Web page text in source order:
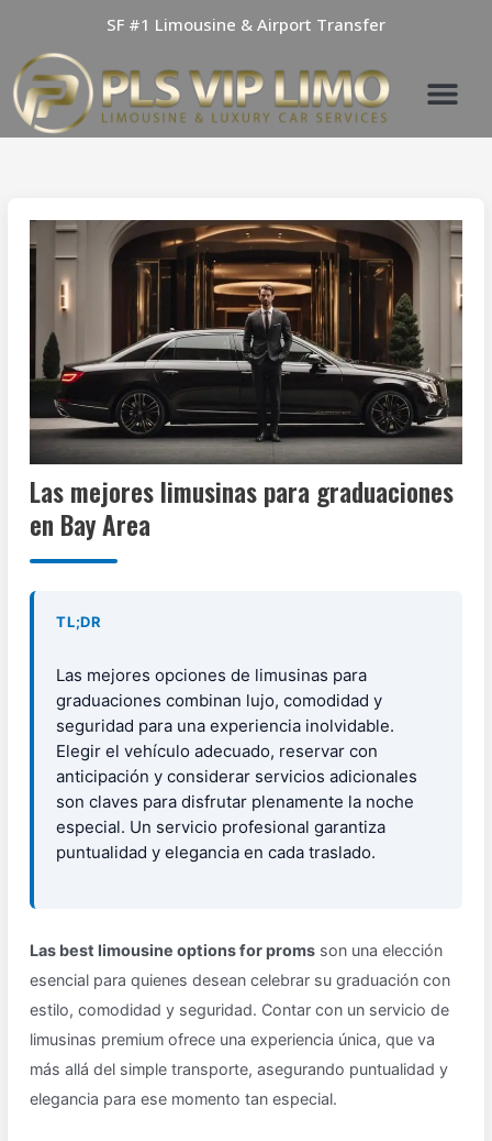
content
SF #1 Limousine & Airport Transfer
Las mejores limusinas para graduaciones
en Bay Area
TL;DR
Las mejores opciones de limusinas para
graduaciones combinan lujo, comodidad y
seguridad para una experiencia inolvidable.
Elegir el vehículo adecuado, reservar con
anticipación y considerar servicios adicionales
son claves para disfrutar plenamente la noche
especial. Un servicio profesional garantiza
puntualidad y elegancia en cada traslado.
Las best limousine options for proms son una elección
esencial para quienes desean celebrar su graduación con
estilo, comodidad y seguridad. Contar con un servicio de
limusinas premium ofrece una experiencia única, que va
más allá del simple transporte, asegurando puntualidad y
elegancia para ese momento tan especial.